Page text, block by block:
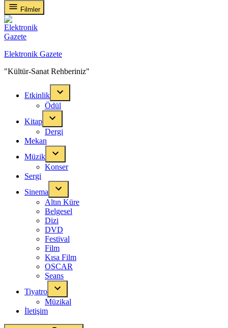
Filmler
Elektronik Gazete
"Kültür-Sanat Rehberiniz"
Etkinlik
Ödül
Kitap
Dergi
Mekan
Müzik
Konser
Sergi
Sinema
Altın Küre
Belgesel
Dizi
DVD
Festival
Film
Kısa Film
OSCAR
Seans
Tiyatro
Müzikal
İletişim